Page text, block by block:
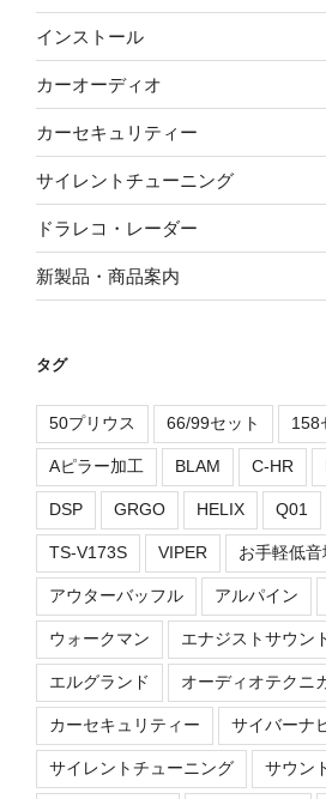
インストール
カーオーディオ
カーセキュリティー
サイレントチューニング
ドラレコ・レーダー
新製品・商品案内
タグ
50プリウス 66/99セット 158
Aピラー加工 BLAM C-HR
DSP GRGO HELIX Q01
TS-V173S VIPER お手軽低音
アウターバッフル アルパイン
ウォークマン エナジストサウン
エルグランド オーディオテクニ
カーセキュリティー サイバーナ
サイレントチューニング サウン